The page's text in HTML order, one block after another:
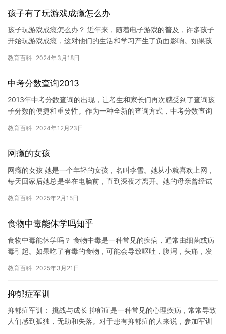
孩子有了玩游戏成瘾怎么办
孩子玩游戏成瘾怎么办？ 近年来，随着电子游戏的普及，许多孩子
开始玩游戏成瘾，这对他们的生活和学习产生了负面影响。如果孩
1…
教育百科 2024年3月18日
中考分数查询2013
2013年中考分数查询的出现，让考生和家长们再次感受到了查询孩
子分数的便捷和重要性。作为一种全新的查询方式，中考分数查询
教育百科 2024年12月23日
网瘾的女孩
网瘾的女孩 她是一个年轻的女孩，名叫李雪。她从小就喜欢上网，
每天回家后她总是坐在电脑前，直到深夜才离开。她的母亲曾经试
瘾…
教育百科 2025年2月15日
食物中毒能休学吗知乎
食物中毒能休学吗？ 食物中毒是一种常见的疾病，通常由细菌或病
毒引起。如果吃了有毒的食物，可能会导致呕吐，腹泻，头痛，发
在…
教育百科 2025年3月21日
抑郁症军训
抑郁症军训： 挑战与成长 抑郁症是一种常见的心理疾病，常常导致
人们感到孤独，无助和失落。对于患有抑郁症的人来说，参加军训